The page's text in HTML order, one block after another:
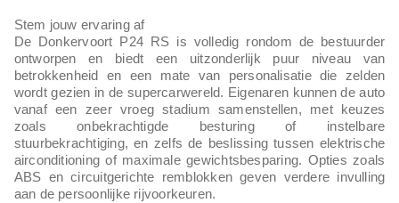
Stem jouw ervaring af
De Donkervoort P24 RS is volledig rondom de bestuurder
ontworpen en biedt een uitzonderlijk puur niveau van
betrokkenheid en een mate van personalisatie die zelden
wordt gezien in de supercarwereld. Eigenaren kunnen de auto
vanaf een zeer vroeg stadium samenstellen, met keuzes
zoals onbekrachtigde besturing of instelbare
stuurbekrachtiging, en zelfs de beslissing tussen elektrische
airconditioning of maximale gewichtsbesparing. Opties zoals
ABS en circuitgerichte remblokken geven verdere invulling
aan de persoonlijke rijvoorkeuren.